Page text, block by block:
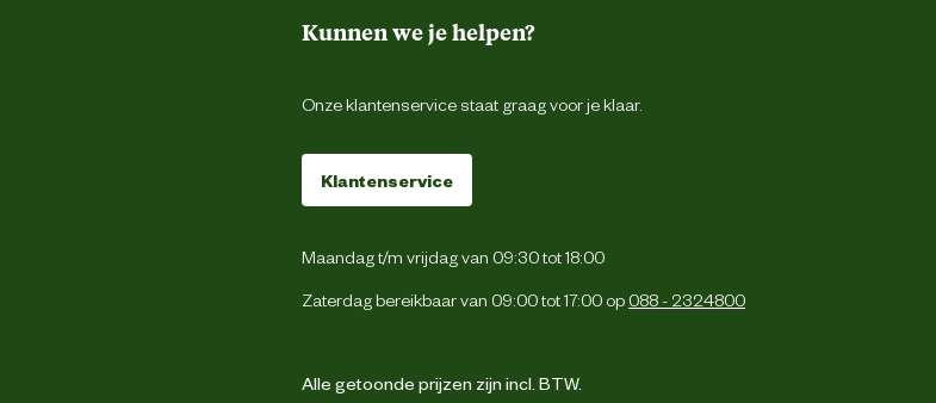
Kunnen we je helpen?
Onze klantenservice staat graag voor je klaar.
Klantenservice
Maandag t/m vrijdag van 09:30 tot 18:00
Zaterdag bereikbaar van 09:00 tot 17:00 op 088 - 2324800
Alle getoonde prijzen zijn incl. BTW.